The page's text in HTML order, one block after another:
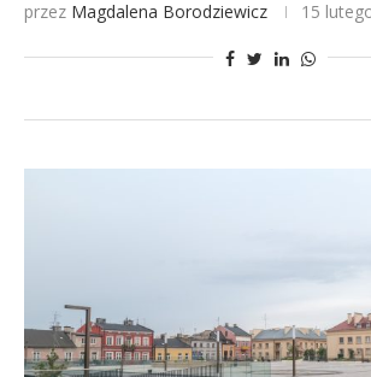
przez Magdalena Borodziewicz 15